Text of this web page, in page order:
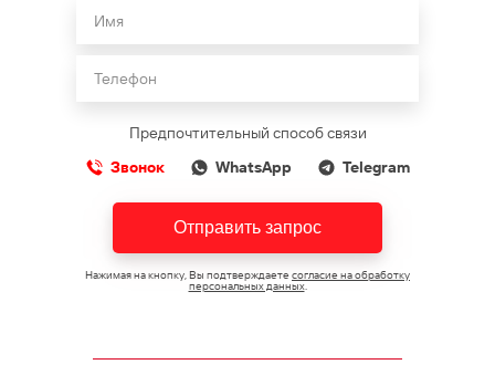
Предпочтительный способ связи
Звонок
WhatsApp Telegram
Отправить запрос
Нажимая на кнопку, Вы подтверждаетесогласие на обработку
персональных данных.